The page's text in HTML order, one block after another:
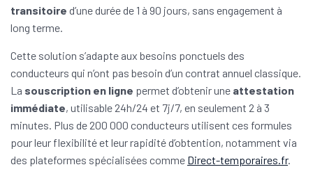
transitoire d’une durée de 1 à 90 jours, sans engagement à
long terme.
Cette solution s’adapte aux besoins ponctuels des
conducteurs qui n’ont pas besoin d’un contrat annuel classique.
La souscription en ligne permet d’obtenir une attestation
immédiate, utilisable 24h/24 et 7j/7, en seulement 2 à 3
minutes. Plus de 200 000 conducteurs utilisent ces formules
pour leur flexibilité et leur rapidité d’obtention, notamment via
des plateformes spécialisées comme Direct-temporaires.fr.